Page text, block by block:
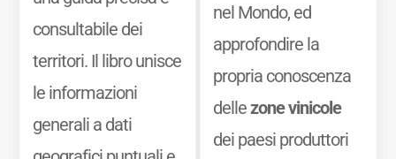
consultabile dei
territori. Il libro unisce
le informazioni
generali a dati
nel Mondo, ed
approfondire la
propria conoscenza
dellezone vinicole
dei paesi produttori